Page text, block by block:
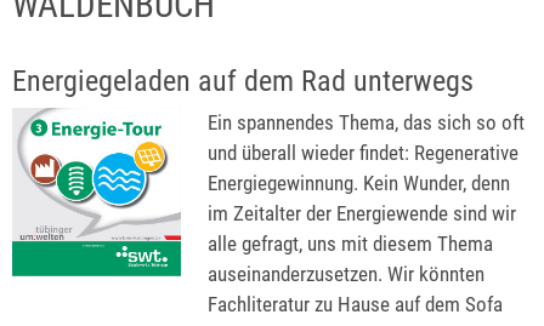
Energiegeladen auf dem Rad unterwegs
Ein spannendes Thema, das sich so oft
und überall wieder findet: Regenerative
Energiegewinnung. Kein Wunder, denn
im Zeitalter der Energiewende sind wir
alle gefragt, uns mit diesem Thema
auseinanderzusetzen. Wir könnten
Fachliteratur zu Hause auf dem Sofa